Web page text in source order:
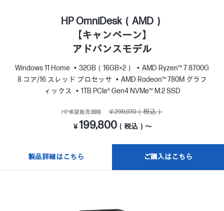
HP OmniDesk（AMD）
【キャンペーン】
アドバンスモデル
Windows 11 Home 32GB（16GB×2）
AMD Ryzen™ 7 8700G
8 コア/16 スレッド プロセッサ
AMD Radeon™ 780M グラフ
ィックス
1TB PCIe® Gen4 NVMe™ M.2 SSD
HP希望販売価格 ￥299,970（税込）
￥199,800 （税込）～
製品詳細はこちら ご購入はこちら